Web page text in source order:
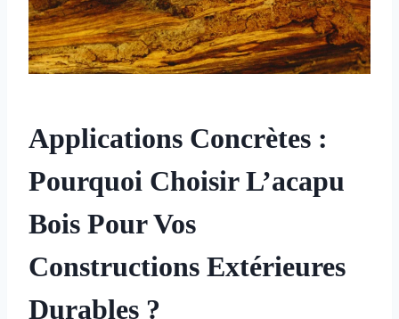
Applications Concrètes :
Pourquoi Choisir L’acapu
Bois Pour Vos
Constructions Extérieures
Durables ?